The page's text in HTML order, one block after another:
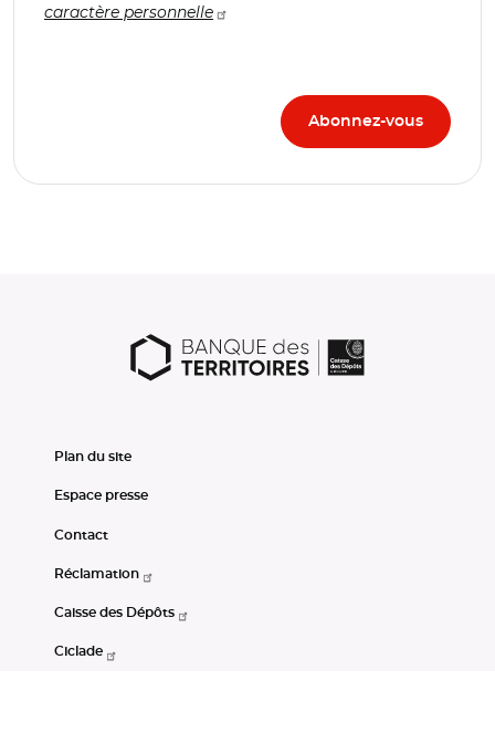
caractère personnelle
Plan du site
Espace presse
Contact
Réclamation
Caisse des Dépôts
Ciclade